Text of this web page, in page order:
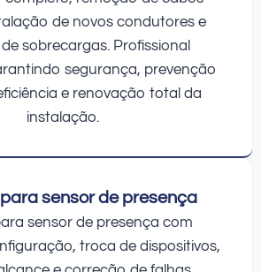
de novos condutores e
sobrecargas. Profissional
segurança, prevenção
e renovação total da
instalação.
sensor de presença
sensor de presença com
troca de dispositivos,